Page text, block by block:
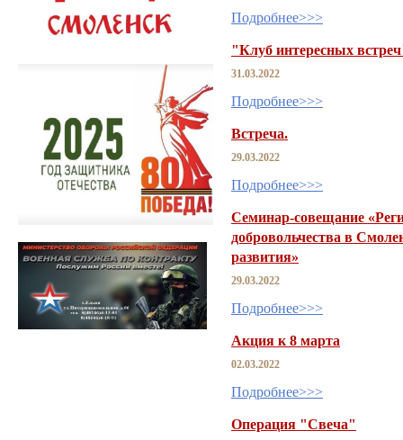
Подробнее>>>
"Клуб интересных
31.03.2022
Подробнее>>>
Встреча.
29.03.2022
Подробнее>>>
Семинар-совещание
добровольчества в
развития»
29.03.2022
Подробнее>>>
Акция к 8 марта
02.03.2022
Подробнее>>>
Операция "Свеча"